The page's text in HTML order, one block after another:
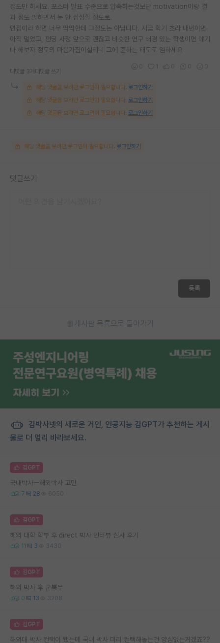
정도만 하세요. 포스터 발표 수준으로 압축하는것보단 motivation이랑 결
과 정도 말하면서 눈 안 심심할 정도로.
면접이라 하면 너무 딱딱한데 그정도는 아닙니다. 지금 학기 초라 내년이면
아직 멀었고, 펀딩 사정 앞으로 괜찮고 비슷한 연구 배경 있는 학생이면 얘기
나 해보자 정도의 마음가짐이실테니 그에 준하는 태도로 임하세요
대댓글 3개 대댓글 쓰기
해당 댓글을 보려면 로그인이 필요합니다. 로그인하기
해당 댓글을 보려면 로그인이 필요합니다. 로그인하기
해당 댓글을 보려면 로그인이 필요합니다. 로그인하기
해당 댓글을 보려면 로그인이 필요합니다. 로그인하기
댓글쓰기
등록
게시판 목록으로 돌아가기
김박사넷의 새로운 거인, 인공지능 김GPT가 추천하는 게시
물로 더 멀리 바라보세요.
김GPT
국내박사ㅡ해외박사 고민
7 28 6050
김GPT
해외 대학 학부 후 direct 박사 인터뷰 심사 후기
11 3 3430
김GPT
해외 박사 후 군복무
0 13 3208
김GPT
해외대 박사 컨택이 됐는데 국내 박사 미리 컨택해놓는건 양심없는거겠죠??